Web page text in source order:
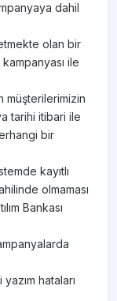
dahil
olan bir
kampanyası ile
müşterilerimizin
tarihi itibari ile
bir
kayıtlı
olmaması
Bankası
hataları